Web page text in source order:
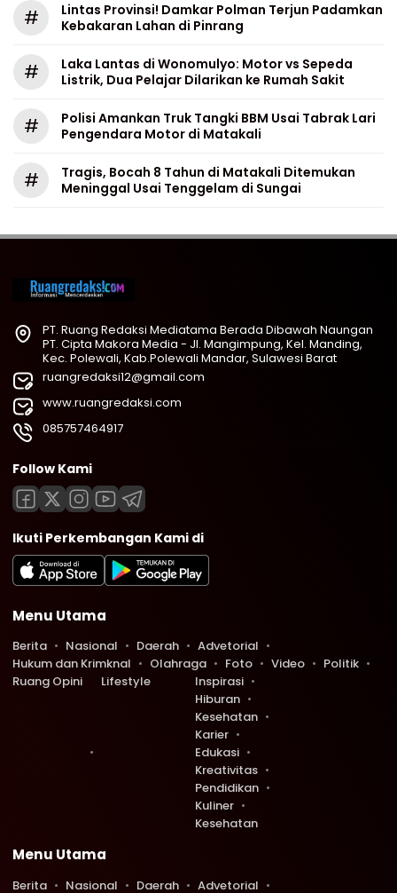
#
Lintas Provinsi! Damkar Polman Terjun Padamkan
Kebakaran Lahan di Pinrang
#
Laka Lantas di Wonomulyo: Motor vs Sepeda
Listrik, Dua Pelajar Dilarikan ke Rumah Sakit
#
Polisi Amankan Truk Tangki BBM Usai Tabrak Lari
Pengendara Motor di Matakali
#
Tragis, Bocah 8 Tahun di Matakali Ditemukan
Meninggal Usai Tenggelam di Sungai
PT. Ruang Redaksi Mediatama Berada Dibawah Naungan
PT. Cipta Makora Media - Jl. Mangimpung, Kel. Manding,
Kec. Polewali, Kab.Polewali Mandar, Sulawesi Barat
ruangredaksi12@gmail.com
www.ruangredaksi.com
085757464917
Follow Kami
Ikuti Perkembangan Kami di
Menu Utama
Berita Nasional Daerah
Advetorial
Hukum dan Krimknal
Olahraga Foto Video
Politik
Ruang Opini
Lifestyle
Inspirasi
Hiburan
Kesehatan
Karier
Edukasi
Kreativitas
Pendidikan
Kuliner
Kesehatan
Menu Utama
Berita Nasional Daerah Advetorial